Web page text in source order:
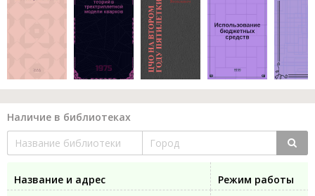
Наличие в библиотеках
Название и адрес
Режим работы